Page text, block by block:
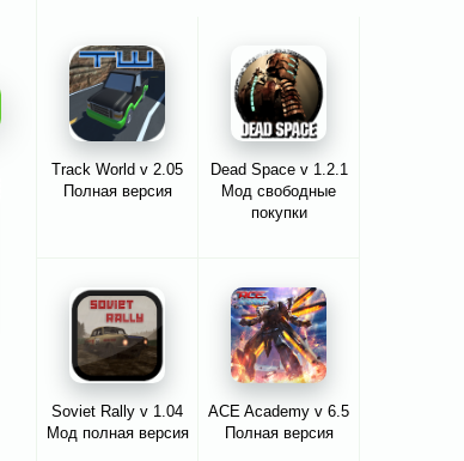
Track World v 2.05
Полная версия
Dead Space v 1.2.1
Мод свободные
покупки
Soviet Rally v 1.04
Мод полная версия
ACE Academy v 6.5
Полная версия